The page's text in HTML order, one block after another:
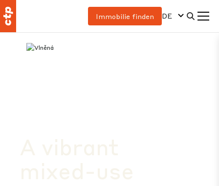
Immobilie finden DE